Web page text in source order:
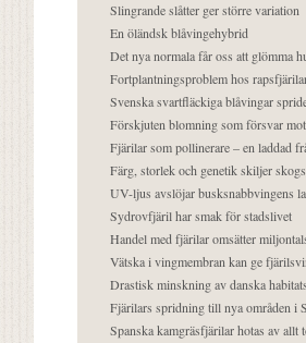
Slingrande slåtter ger större variation
En öländsk blåvingehybrid
Det nya normala får oss att glömma
Fortplantningsproblem hos
Svenska svartfläckiga blåvingar
Förskjuten blomning som försvar
Fjärilar som pollinerare – en laddad
Färg, storlek och genetik skiljer
UV-ljus avslöjar busksnabbvingens
Sydrovfjäril har smak för stadslivet
Handel med fjärilar omsätter
Vätska i vingmembran kan ge
Drastisk minskning av danska
Fjärilars spridning till nya områden i
Spanska kamgräsfjärilar hotas av allt